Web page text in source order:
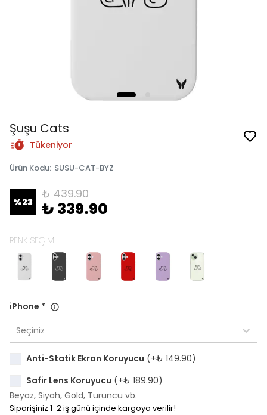
Şuşu Cats
Tükeniyor
Ürün Kodu: SUSU-CAT-BYZ
%23
₺ 439.90
₺ 339.90
RENK SEÇİMİ
iPhone *
Seçiniz
Anti-Statik Ekran Koruyucu (+₺ 149.90)
Safir Lens Koruyucu (+₺ 189.90)
Beyaz, Siyah, Gold, Turuncu vb.
Siparişiniz 1-2 iş günü içinde kargoya verilir!